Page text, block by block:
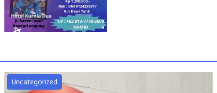
Uncategorized